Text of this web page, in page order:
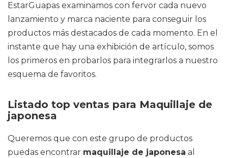
EstarGuapas examinamos con fervor cada nuevo
lanzamiento y marca naciente para conseguir los
productos más destacados de cada momento. En el
instante que hay una exhibición de artículo, somos
los primeros en probarlos para integrarlos a nuestro
esquema de favoritos.
Listado top ventas para Maquillaje de
japonesa
Queremos que con este grupo de productos
puedas encontrar maquillaje de japonesa al